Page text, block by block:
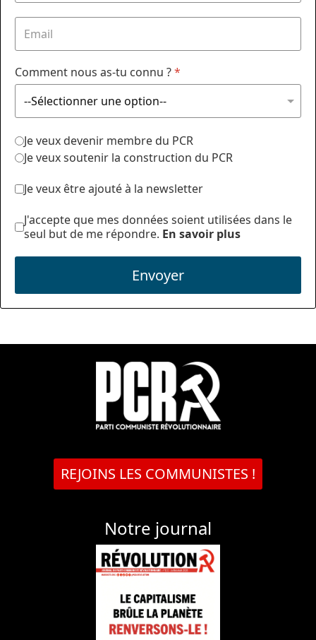
Comment nous as-tu connu ?*
Je veux devenir membre du PCR
Je veux soutenir la construction du PCR
Je veux être ajouté à la newsletter
J'accepte que mes données soient utilisées dans le
seul but de me répondre. En savoir plus
Envoyer
REJOINS LES COMMUNISTES !
Notre journal